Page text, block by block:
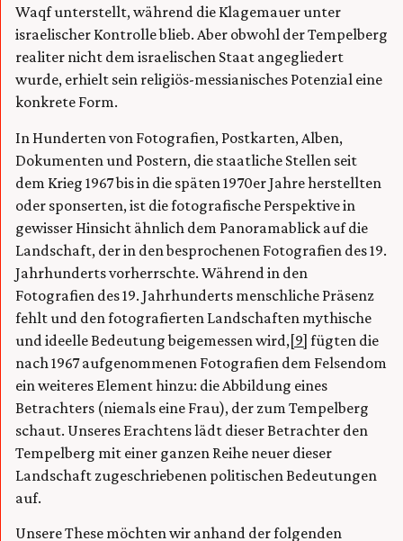
Waqf unterstellt, während die Klagemauer unter
israelischer Kontrolle blieb. Aber obwohl der Tempelberg
realiter nicht dem israelischen Staat angegliedert
wurde, erhielt sein religiös-messianisches Potenzial eine
konkrete Form.
In Hunderten von Fotografien, Postkarten, Alben,
Dokumenten und Postern, die staatliche Stellen seit
dem Krieg 1967 bis in die späten 1970er Jahre herstellten
oder sponserten, ist die fotografische Perspektive in
gewisser Hinsicht ähnlich dem Panoramablick auf die
Landschaft, der in den besprochenen Fotografien des 19.
Jahrhunderts vorherrschte. Während in den
Fotografien des 19. Jahrhunderts menschliche Präsenz
fehlt und den fotografierten Landschaften mythische
und ideelle Bedeutung beigemessen wird,[9] fügten die
nach 1967 aufgenommenen Fotografien dem Felsendom
ein weiteres Element hinzu: die Abbildung eines
Betrachters (niemals eine Frau), der zum Tempelberg
schaut. Unseres Erachtens lädt dieser Betrachter den
Tempelberg mit einer ganzen Reihe neuer dieser
Landschaft zugeschriebenen politischen Bedeutungen
auf.
Unsere These möchten wir anhand der folgenden